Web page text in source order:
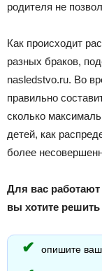
родителя не
Как происходит
разных браков,
nasledstvo.ru. Во
правильно
сколько
детей, как
более
Для вас
вы хотите
опишите